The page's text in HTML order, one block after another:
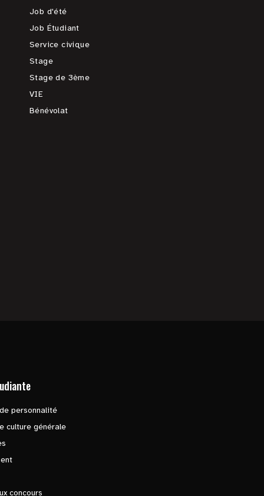
Job d'été
Job Étudiant
Service civique
Stage
Stage de 3ème
VIE
Bénévolat
personnalité
culture générale
concours